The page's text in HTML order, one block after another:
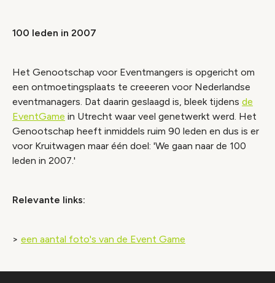
100 leden in 2007
Het Genootschap voor Eventmangers is opgericht om
een ontmoetingsplaats te creeeren voor Nederlandse
eventmanagers. Dat daarin geslaagd is, bleek tijdens de
EventGame in Utrecht waar veel genetwerkt werd. Het
Genootschap heeft inmiddels ruim 90 leden en dus is er
voor Kruitwagen maar één doel: 'We gaan naar de 100
leden in 2007.'
Relevante links:
> een aantal foto's van de Event Game